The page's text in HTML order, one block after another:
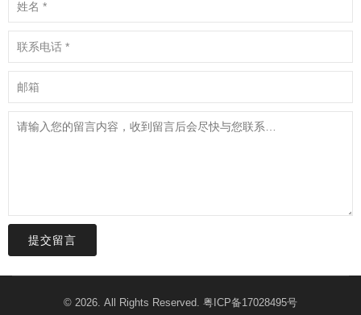
提交留言
© 2026. All Rights Reserved. 粤ICP备17028495号